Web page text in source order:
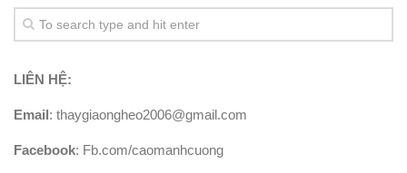
LIÊN HỆ:
Email: thaygiaongheo2006@gmail.com
Facebook: Fb.com/caomanhcuong